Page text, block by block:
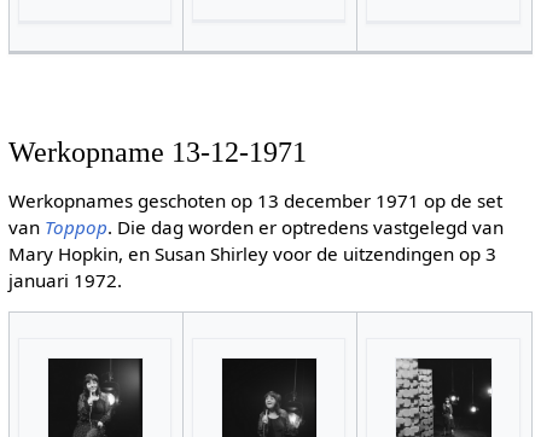
Werkopname 13-12-1971
Werkopnames geschoten op 13 december 1971 op de set
van Toppop. Die dag worden er optredens vastgelegd van
Mary Hopkin, en Susan Shirley voor de uitzendingen op 3
januari 1972.